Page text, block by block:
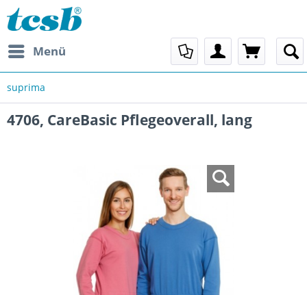
Menü
suprima
4706, CareBasic Pflegeoverall, lang